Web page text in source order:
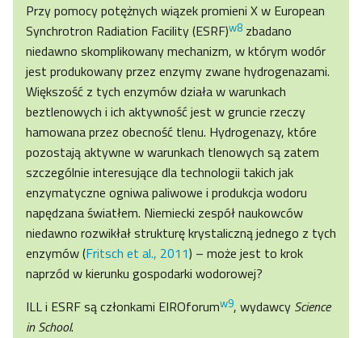
Przy pomocy potężnych wiązek promieni X w European
Synchrotron Radiation Facility (ESRF)w8 zbadano
niedawno skomplikowany mechanizm, w którym wodór
jest produkowany przez enzymy zwane hydrogenazami.
Większość z tych enzymów działa w warunkach
beztlenowych i ich aktywność jest w gruncie rzeczy
hamowana przez obecność tlenu. Hydrogenazy, które
pozostają aktywne w warunkach tlenowych są zatem
szczególnie interesujące dla technologii takich jak
enzymatyczne ogniwa paliwowe i produkcja wodoru
napędzana światłem. Niemiecki zespół naukowców
niedawno rozwikłał strukturę krystaliczną jednego z tych
enzymów (Fritsch et al., 2011) – może jest to krok
naprzód w kierunku gospodarki wodorowej?
ILL i ESRF są członkami EIROforumw9, wydawcy Science
in School.